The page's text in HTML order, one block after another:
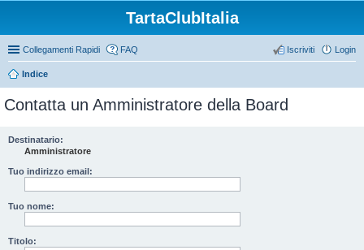
TartaClubItalia
Collegamenti Rapidi FAQ Login
Iscriviti
Indice
Contatta un Amministratore della Board
Destinatario:
Amministratore
Tuo indirizzo email:
Tuo nome:
Titolo: